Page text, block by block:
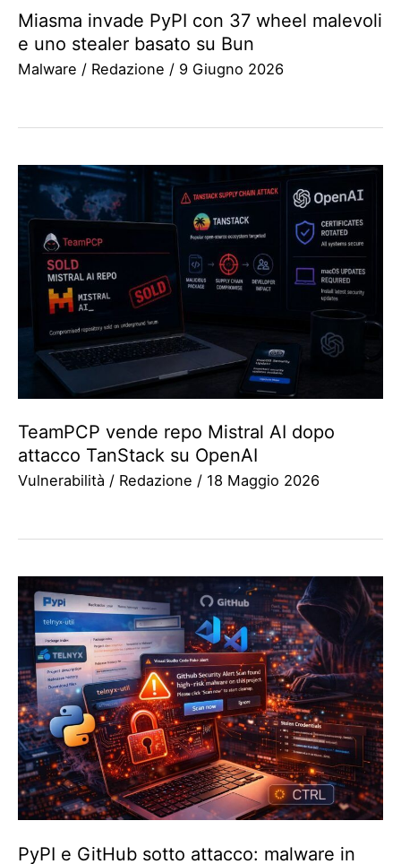
Miasma invade PyPI con 37 wheel malevoli
e uno stealer basato su Bun
Malware / Redazione / 9 Giugno 2026
TeamPCP vende repo Mistral AI dopo
attacco TanStack su OpenAI
Vulnerabilità / Redazione / 18 Maggio 2026
PyPI e GitHub sotto attacco: malware in